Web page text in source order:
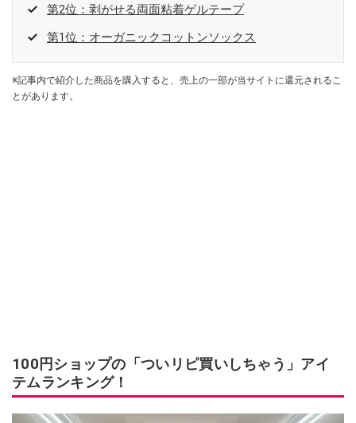
第2位：剥がせる両面粘着ゲルテープ
第1位：オーガニックコットンソックス
※記事内で紹介した商品を購入すると、売上の一部が当サイトに還元されるこ
とがあります。
100円ショップの「ついリピ買いしちゃう」アイ
テムランキング！